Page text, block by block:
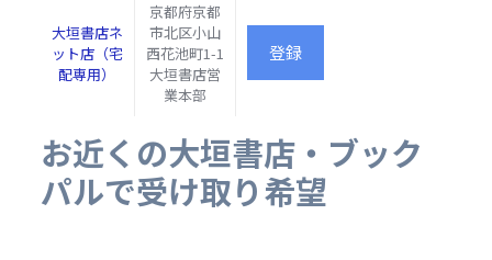
大垣書店ネ
ット店（宅
配専用）
京都府京都
市北区小山
西花池町1-1
大垣書店営
業本部
お近くの大垣書店・ブック
パルで受け取り希望